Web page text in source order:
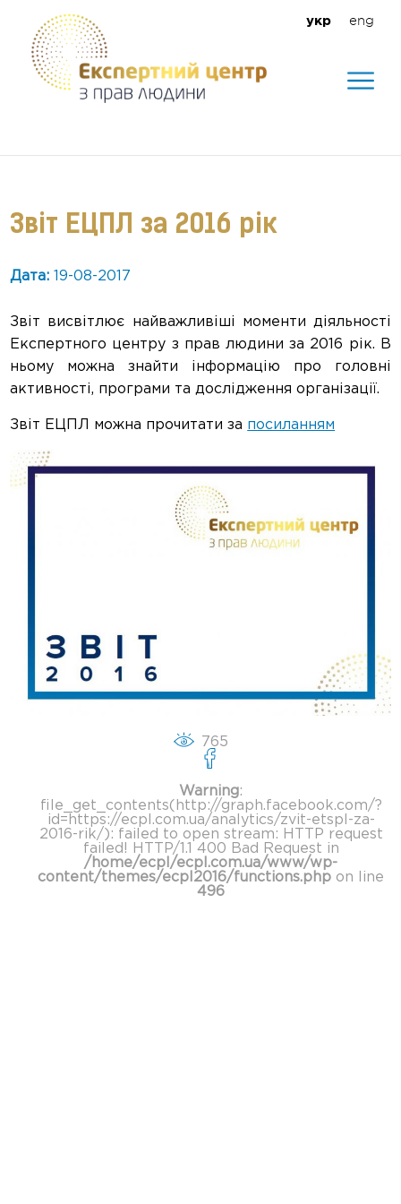
укр eng
Звіт ЕЦПЛ за 2016 рік
Дата: 19-08-2017
Звіт висвітлює найважливіші моменти діяльності
Експертного центру з прав людини за 2016 рік. В
ньому можна знайти інформацію про головні
активності, програми та дослідження організації.
Звіт ЕЦПЛ можна прочитати за посиланням
765
Warning:
file_get_contents(http://graph.facebook.com/?
id=https://ecpl.com.ua/analytics/zvit-etspl-za-
2016-rik/): failed to open stream: HTTP request
failed! HTTP/1.1 400 Bad Request in
/home/ecpl/ecpl.com.ua/www/wp-
content/themes/ecpl2016/functions.php on line
496